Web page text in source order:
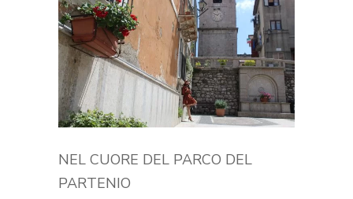
NEL CUORE DEL PARCO DEL
PARTENIO